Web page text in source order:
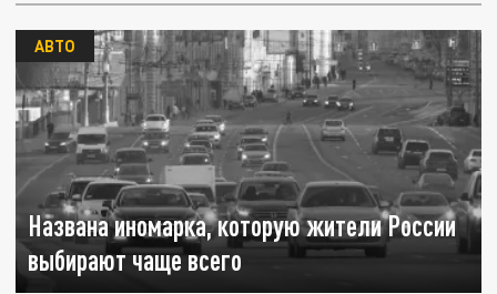
Названа иномарка, которую жители России
выбирают чаще всего
АВТО